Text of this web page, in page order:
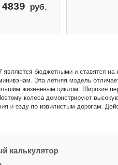
4839 руб.
бюджетными и ставятся на
Эта летняя модель
жизненным циклом. Широкие
колеса демонстрируют
и езду по извилистым дорогам.
калькулятор